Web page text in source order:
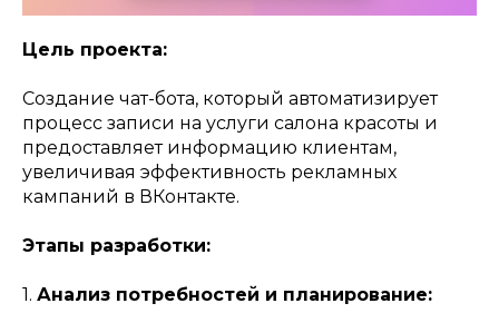
Цель проекта:
Создание чат-бота, который автоматизирует
процесс записи на услуги салона красоты и
предоставляет информацию клиентам,
увеличивая эффективность рекламных
кампаний в ВКонтакте.
Этапы разработки:
1. Анализ потребностей и планирование: